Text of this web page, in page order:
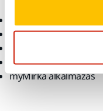
Jótállási feltételek
Súgóközpont
myMirka alkalmazás